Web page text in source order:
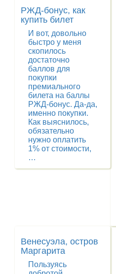
РЖД-бонус, как
купить билет
И вот, довольно
быстро у меня
скопилось
достаточно
баллов для
покупки
премиального
билета на баллы
РЖД-бонус. Да-да,
именно покупки.
Как выяснилось,
обязательно
нужно оплатить
1% от стоимости,
…
Венесуэла, остров
Маргарита
Пользуясь